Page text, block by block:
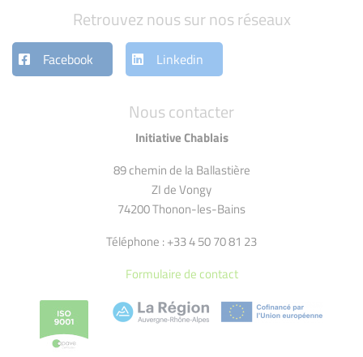
Nous contacter
Initiative Chablais
89 chemin de la Ballastière
ZI de Vongy
74200 Thonon-les-Bains
Téléphone : +33 4 50 70 81 23
Formulaire de contact
Retrouvez nous sur nos réseaux
Facebook Linkedin